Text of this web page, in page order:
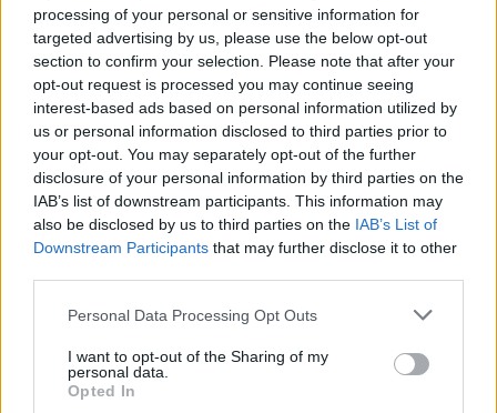
processing of your personal or sensitive information for
targeted advertising by us, please use the below opt-out
section to confirm your selection. Please note that after your
opt-out request is processed you may continue seeing
interest-based ads based on personal information utilized by
us or personal information disclosed to third parties prior to
your opt-out. You may separately opt-out of the further
disclosure of your personal information by third parties on the
IAB’s list of downstream participants. This information may
also be disclosed by us to third parties on the IAB’s List of
Downstream Participants that may further disclose it to other
Please note that this website/app uses one or more Google
not limited to your visit or usage behaviour. You may click to
grant or deny consent to Google and its third-party tags to
use your data for below specified purposes in below Google
Personal Data Processing Opt Outs
I want to opt-out of the Sharing of my
personal data.
Opted In
Ugyan az előregyártott betonelemes építés alapelve nem
változott az évtizedek alatt, mára a technológia még család
házak esetén is az egyik legracionálisabb alternatíva.
HÍRLEVÉL